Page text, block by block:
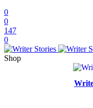
0
0
147
0
Shop